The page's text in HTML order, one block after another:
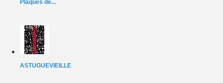
Plaques de...
ASTUGUEVIEILLE